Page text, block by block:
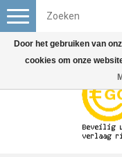
Toggle
navigation
Door het gebruiken van
cookies om onze